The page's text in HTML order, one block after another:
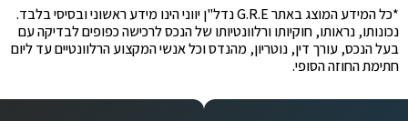
*כל המידע המוצג באתר G.R.E נדל"ן יווני הינו מידע ראשוני ובסיסי בלבד.
נכונותו, נראותו, חוקיותו ורלוונטיותו של הנכס לרכישה כפופים לבדיקה עם
בעל הנכס, עורך דין, נוטריון, מהנדס וכל אנשי המקצוע הרלוונטיים עד ליום
חתימת החוזה הסופי.